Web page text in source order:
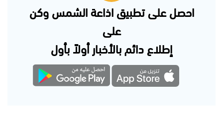
احصل على تطبيق اذاعة الشمس وكن
على
إطلاع دائم بالأخبار أولاً بأول